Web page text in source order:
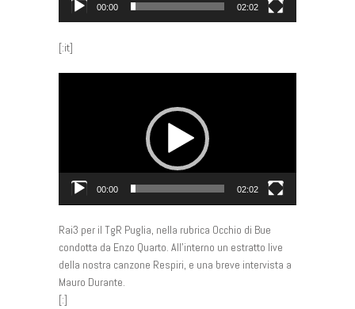
00:00 02:02
[:it]
00:00 02:02
Rai3 per il TgR Puglia, nella rubrica Occhio di Bue
condotta da Enzo Quarto. All’interno un estratto live
della nostra canzone Respiri, e una breve intervista a
Mauro Durante.
[:]